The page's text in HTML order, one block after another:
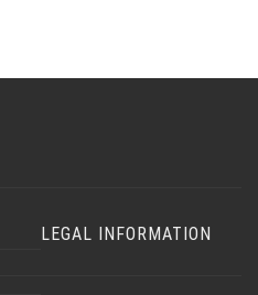
LEGAL INFORMATION